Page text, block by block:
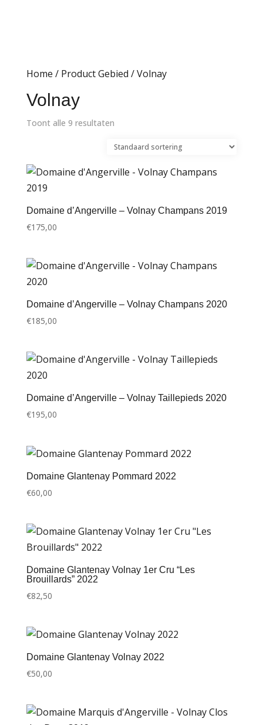
Home / Product Gebied / Volnay
Volnay
Toont alle 9 resultaten
Domaine d’Angerville – Volnay Champans 2019
€175,00
Domaine d’Angerville – Volnay Champans 2020
€185,00
Domaine d’Angerville – Volnay Taillepieds 2020
€195,00
Domaine Glantenay Pommard 2022
€60,00
Domaine Glantenay Volnay 1er Cru “Les
Brouillards” 2022
€82,50
Domaine Glantenay Volnay 2022
€50,00